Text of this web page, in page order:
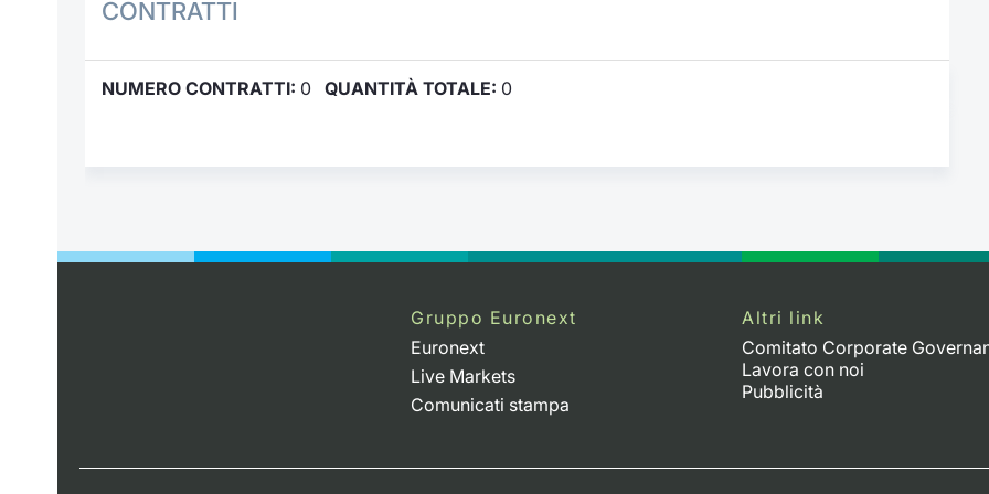
CONTRATTI
NUMERO CONTRATTI: 0 QUANTITÀ TOTALE: 0
Gruppo Euronext
Euronext
Live Markets
Comunicati stampa
Altri link
Comitato Corporate
Lavora con noi
Pubblicità